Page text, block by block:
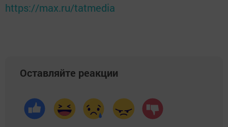
https://max.ru/tatmedia
Оставляйте реакции